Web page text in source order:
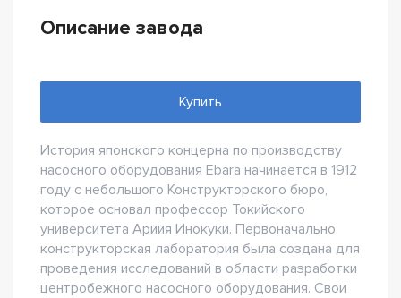
Описание завода
Купить
История японского концерна по производству
насосного оборудования Ebara начинается в 1912
году с небольшого Конструкторского бюро,
которое основал профессор Токийского
университета Ариия Инокуки. Первоначально
конструкторская лаборатория была создана для
проведения исследований в области разработки
центробежного насосного оборудования. Свои